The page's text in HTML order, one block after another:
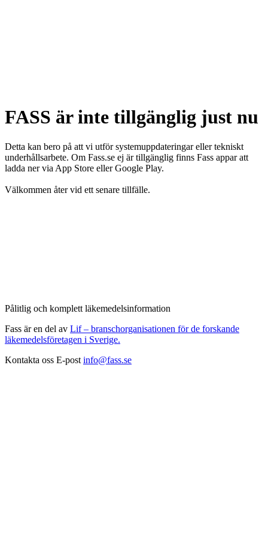
FASS är inte tillgänglig just nu
Detta kan bero på att vi utför systemuppdateringar eller tekniskt
underhållsarbete. Om Fass.se ej är tillgänglig finns Fass appar att
ladda ner via App Store eller Google Play.
Välkommen åter vid ett senare tillfälle.
Pålitlig och komplett läkemedelsinformation
Fass är en del av Lif – branschorganisationen för de forskande
läkemedelsföretagen i Sverige.
Kontakta oss E-post info@fass.se